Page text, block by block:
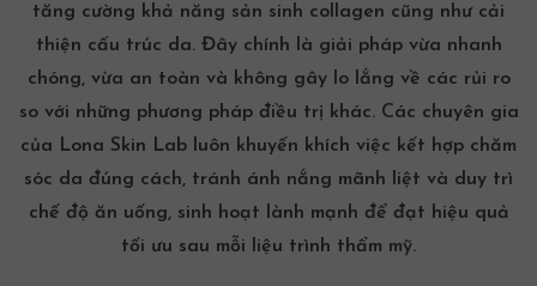
tăng cường khả năng sản sinh collagen cũng như cải
thiện cấu trúc da. Đây chính là giải pháp vừa nhanh
chóng, vừa an toàn và không gây lo lắng về các rủi ro
so với những phương pháp điều trị khác. Các chuyên gia
của Lona Skin Lab luôn khuyến khích việc kết hợp chăm
sóc da đúng cách, tránh ánh nắng mãnh liệt và duy trì
chế độ ăn uống, sinh hoạt lành mạnh để đạt hiệu quả
tối ưu sau mỗi liệu trình thẩm mỹ.